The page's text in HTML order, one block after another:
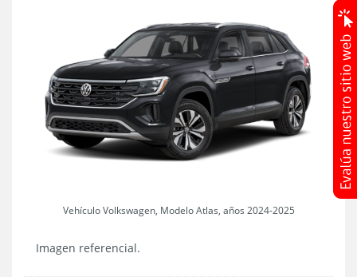
Vehículo Volkswagen, Modelo Atlas, años 2024-2025
Imagen referencial.